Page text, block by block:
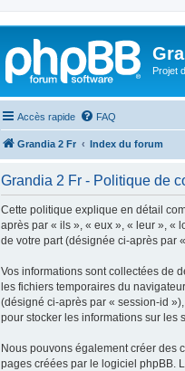
Projet
Accès rapide FAQ
Grandia 2 Fr Index du forum
Grandia 2 Fr - Politique de
Cette politique explique en détail
après par « ils », « eux », « leur », «
de votre part (désignée ci-après par
Vos informations sont collectées de
les fichiers temporaires du
(désigné ci-après par « session-id
pour stocker les informations sur les
Nous pouvons également créer des
pages créées par le logiciel phpBB.